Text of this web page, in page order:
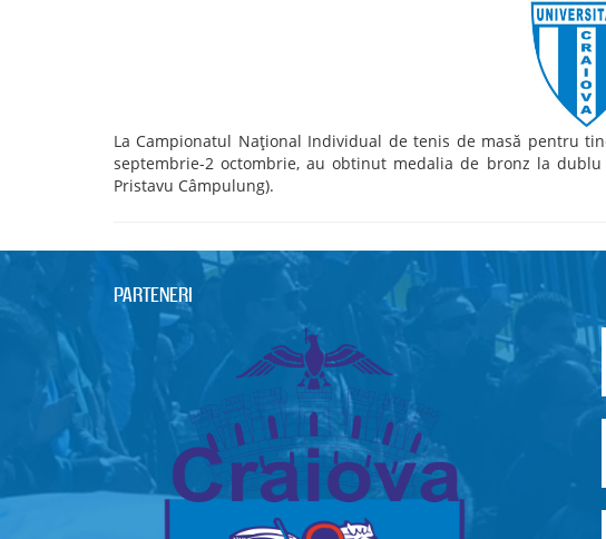
La Campionatul Naţional Individual de tenis de masă pentru
septembrie-2 octombrie, au obtinut medalia de bronz la dublu
Pristavu Câmpulung).
PARTENERI